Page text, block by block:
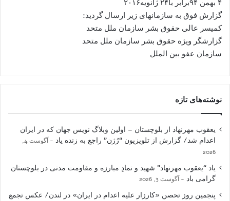
۴ بهمن ۹۴برابر با۲۴ ژانویه۲۰۱۶
گزارش فوق به سازمانهای زیر ارسال گردید:
کمیسر عالی حقوق بشر سازمان ملل متحد
گزارشگر ویژه حقوق بشر سازمان ملل متحد
سازمان عفو بین الملل
نوشته‌های تازه
یعقوب مهرنهاد از بلوچستان – اولین وبلاگ نویس جهان که در ایران
اعدام شد/ گزارش از تلویزیون “رُژن” راجع به زنده یاد
آگوست 4,
2026
یاد “یعقوب مهرنهاد” شهید و نمادِ مبارزه و مقاومت مدنی در بلوچستان
گرامی باد
آگوست 3, 2026
پنجمین روز تحصن «کارزار علیه اعدام در ایران» در لندن/ عکس تجمع